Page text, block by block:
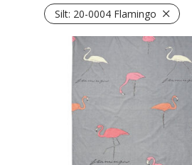
Silt: 20-0004 Flamingo